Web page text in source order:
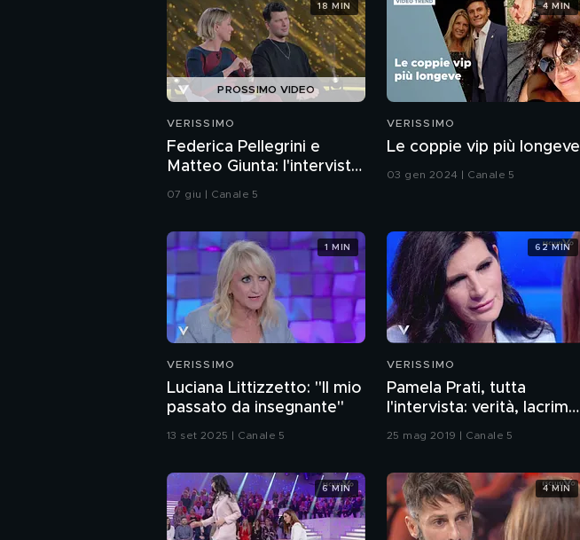
PROSSIMO VIDEO
VERISSIMO
Federica Pellegrini e
Matteo Giunta: l'intervista
integrale
07 giu | Canale 5
18 MIN
VERISSIMO
Le coppie vip più longeve
03 gen 2024 | Canale 5
4 MIN
VERISSIMO
Luciana Littizzetto: "Il mio
passato da insegnante"
13 set 2025 | Canale 5
1 MIN
VERISSIMO
Pamela Prati, tutta
l'intervista: verità, lacrime
25 mag 2019 | Canale 5
62 MIN
6 MIN 4 MIN